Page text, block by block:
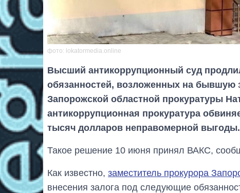
фото: lokatormedia.online
Высший антикоррупционный суд
обязанностей, возложенных на бывшую
Запорожской областной прокуратуры
антикоррупционная прокуратура
тысяч долларов неправомерной выгоды.
Такое решение 10 июня принял ВАКС,
Как известно, заместитель прокурора
внесения залога под следующие